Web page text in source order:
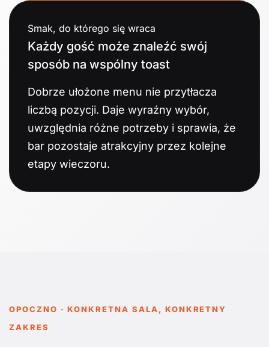
Smak, do którego się wraca
Każdy gość może znaleźć swój
sposób na wspólny toast
Dobrze ułożone menu nie przytłacza
liczbą pozycji. Daje wyraźny wybór,
uwzględnia różne potrzeby i sprawia, że
bar pozostaje atrakcyjny przez kolejne
etapy wieczoru.
OPOCZNO · KONKRETNA SALA, KONKRETNY
ZAKRES